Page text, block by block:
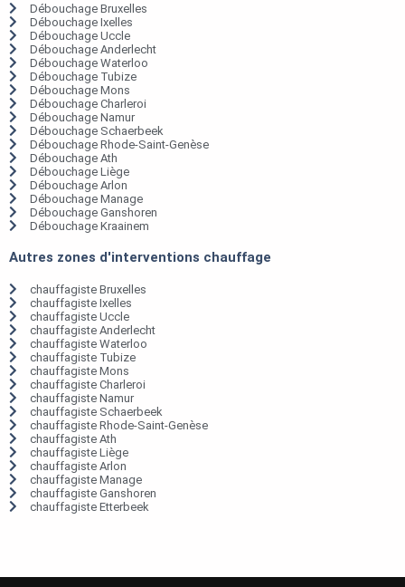
Débouchage Bruxelles
Débouchage Ixelles
Débouchage Uccle
Débouchage Anderlecht
Débouchage Waterloo
Débouchage Tubize
Débouchage Mons
Débouchage Charleroi
Débouchage Namur
Débouchage Schaerbeek
Débouchage Rhode-Saint-Genèse
Débouchage Ath
Débouchage Liège
Débouchage Arlon
Débouchage Manage
Débouchage Ganshoren
Débouchage Kraainem
Autres zones d'interventions chauffage
chauffagiste Bruxelles
chauffagiste Ixelles
chauffagiste Uccle
chauffagiste Anderlecht
chauffagiste Waterloo
chauffagiste Tubize
chauffagiste Mons
chauffagiste Charleroi
chauffagiste Namur
chauffagiste Schaerbeek
chauffagiste Rhode-Saint-Genèse
chauffagiste Ath
chauffagiste Liège
chauffagiste Arlon
chauffagiste Manage
chauffagiste Ganshoren
chauffagiste Etterbeek